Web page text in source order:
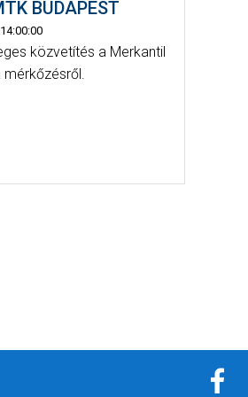
BUDAPEST
közvetítés a Merkantil
mérkőzésről.